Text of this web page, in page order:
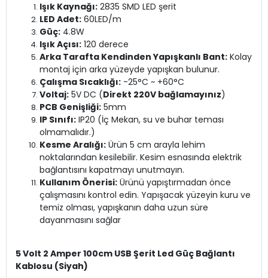
Işık Kaynağı: 2835 SMD LED şerit
LED Adet: 60LED/m
Güç: 4.8W
Işık Açısı: 120 derece
Arka Tarafta Kendinden Yapışkanlı Bant: Kolay
montaj için arka yüzeyde yapışkan bulunur.
Çalışma Sıcaklığı: -25°C ~ +60°C
Voltaj: 5V DC (Direkt 220V bağlamayınız)
PCB Genişliği: 5mm
IP Sınıfı: IP20 (İç Mekan, su ve buhar teması
olmamalıdır.)
Kesme Aralığı: Ürün 5 cm arayla lehim
noktalarından kesilebilir. Kesim esnasında elektrik
bağlantısını kapatmayı unutmayın.
Kullanım Önerisi: Ürünü yapıştırmadan önce
çalışmasını kontrol edin. Yapışacak yüzeyin kuru ve
temiz olması, yapışkanın daha uzun süre
dayanmasını sağlar
5 Volt 2 Amper 100cm USB Şerit Led Güç Bağlantı
Kablosu (Siyah)